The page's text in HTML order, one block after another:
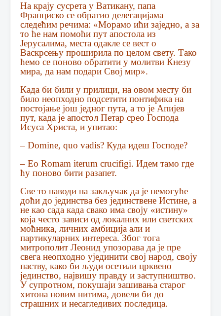
На крају сусрета у Ватикану, папа
Франциско се обратио делегацијама
следећим речима: «Морамо ићи заједно, а за
то ће нам помоћи пут апостола из
Јерусалима, места одакле се вест о
Васкрсењу проширила по целом свету. Тако
ћемо се поново обратити у молитви Кнезу
мира, да нам подари Свој мир».
Када би били у прилици, на овом месту би
било неопходно подсетити понтифика на
постојање још једног пута, а то је Апијев
пут, када је апостол Петар срео Господа
Исуса Христа, и упитао:
– Domine, quo vadis? Куда идеш Господе?
– Eo Romam iterum crucifigi. Идем тамо где
ћу поново бити разапет.
Све то наводи на закључак да је немогуће
доћи до јединства без јединствене Истине, а
не као сада када свако има своју «истину»
која често зависи од локалних или светских
моћника, личних амбиција али и
партикуларних интереса. Због тога
митрополит Леонид упозорава да је пре
свега неопходно ујединити свој народ, своју
паству, како би људи осетили црквено
јединство, највишу правду и заступништво.
У супротном, покушаји зашивања старог
хитона новим нитима, довели би до
страшних и несагледивих последица.